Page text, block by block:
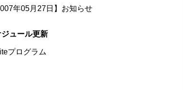
年05月27日】お知らせ
ュール更新
プログラム